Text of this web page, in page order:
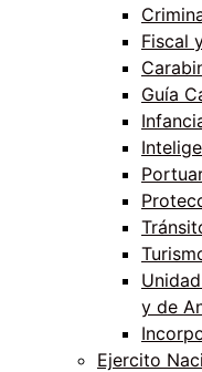
Fiscal
Guía
y de
Ejercito